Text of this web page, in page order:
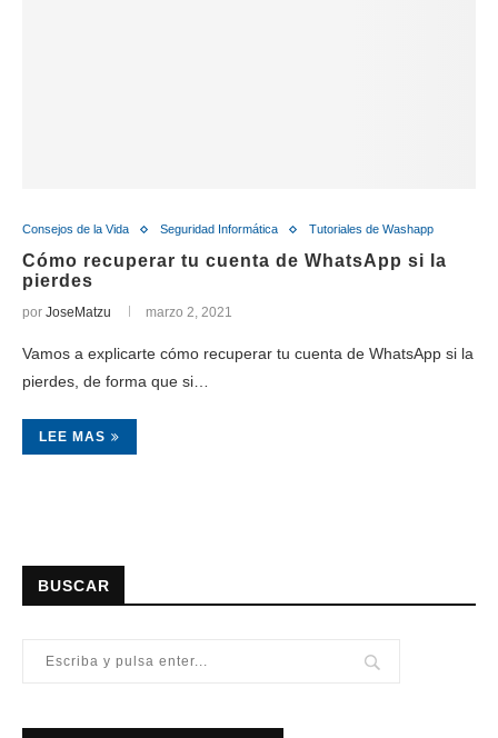
Consejos de la Vida Seguridad Informática Tutoriales de Washapp
Cómo recuperar tu cuenta de WhatsApp si la
pierdes
por JoseMatzu marzo 2, 2021
Vamos a explicarte cómo recuperar tu cuenta de WhatsApp si la
pierdes, de forma que si…
LEE MAS
BUSCAR